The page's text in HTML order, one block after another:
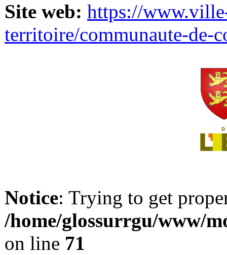
Site web: https://
territoire/communaute-de-
Notice: Trying to get
/home/glossurrgu/www/
on line 71